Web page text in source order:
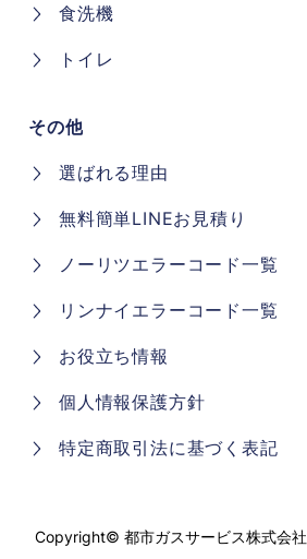
Copyright© 都市ガスサービス株式会社
トイレ
食洗機
個人情報保護方針
お役立ち情報
リンナイエラーコード一覧
ノーリツエラーコード一覧
無料簡単LINEお見積り
選ばれる理由
その他
特定商取引法に基づく表記